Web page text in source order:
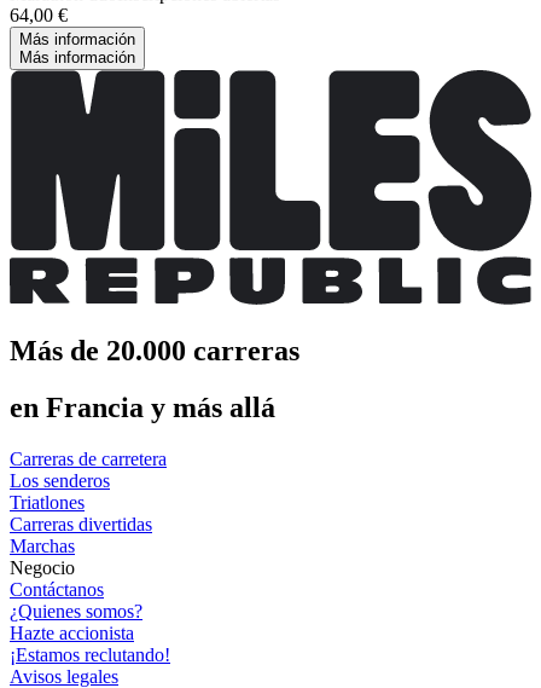
64,00 €
Más información
Más información
Más de 20.000 carreras
en Francia y más allá
Carreras de carretera
Los senderos
Triatlones
Carreras divertidas
Marchas
Negocio
Contáctanos
¿Quienes somos?
Hazte accionista
¡Estamos reclutando!
Avisos legales